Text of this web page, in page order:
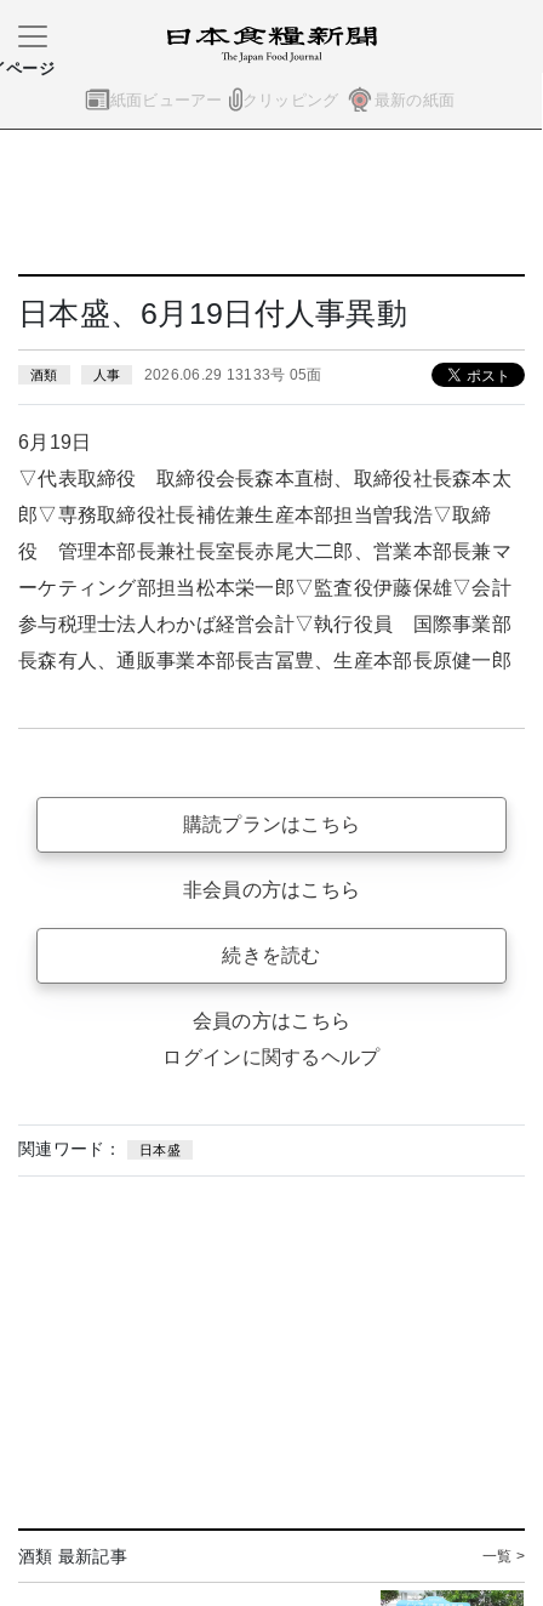
紙面ビューアー クリッピング 最新の紙面
ページ
日本盛、6月19日付人事異動
酒類 人事 2026.06.29 13133号 05面
6月19日
▽代表取締役 取締役会長森本直樹、取締役社長森本太
郎▽専務取締役社長補佐兼生産本部担当曽我浩▽取締
役 管理本部長兼社長室長赤尾大二郎、営業本部長兼マ
ーケティング部担当松本栄一郎▽監査役伊藤保雄▽会計
参与税理士法人わかば経営会計▽執行役員 国際事業部
長森有人、通販事業本部長吉冨豊、生産本部長原健一郎
購読プランはこちら
非会員の方はこちら
続きを読む
会員の方はこちら
ログインに関するヘルプ
関連ワード： 日本盛
酒類 最新記事 一覧 >